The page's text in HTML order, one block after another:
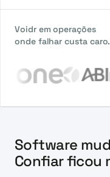
Voidr em operações
onde falhar custa caro.
Software
Confiar ficou